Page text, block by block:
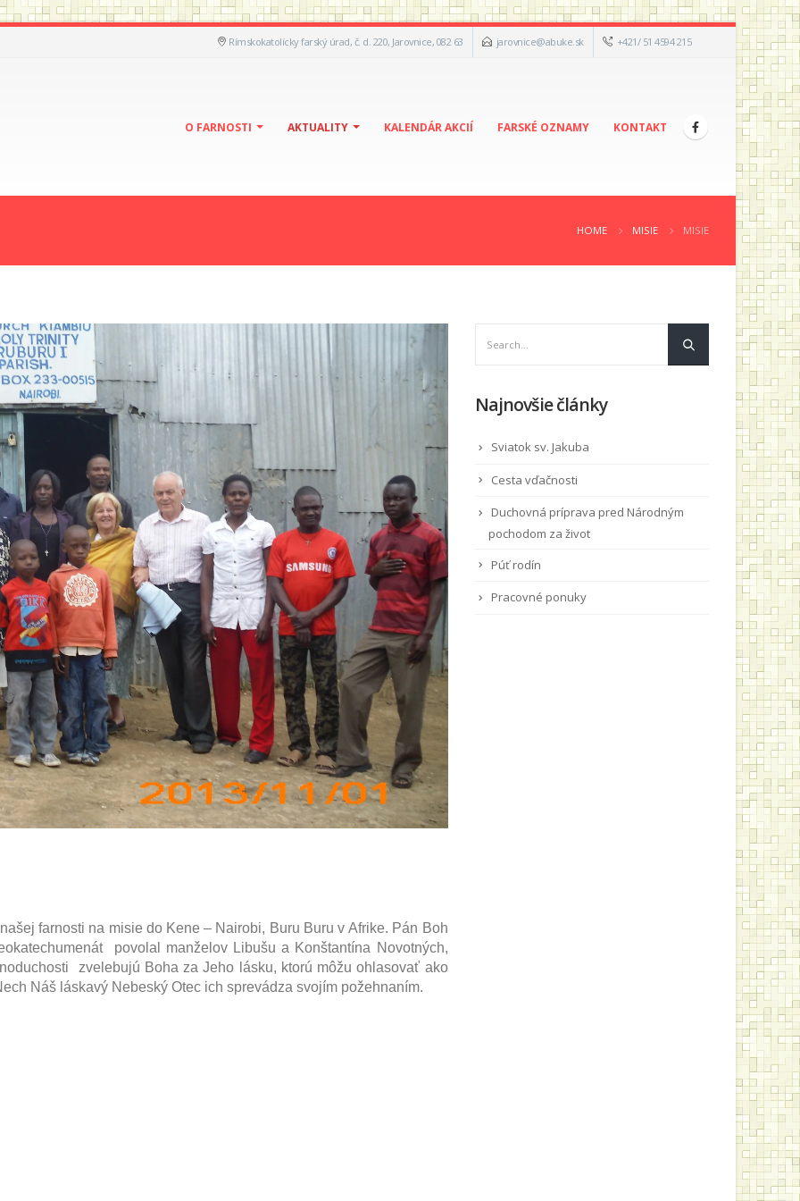
Rímskokatolícky farský úrad, č. d. 220, Jarovnice, 082 63 jarovnice@abuke.sk +421/ 51 4594 215
O FARNOSTI AKTUALITY KALENDÁR AKCIÍ FARSKÉ OZNAMY KONTAKT
HOME MISIE MISIE
farnosti na misie do Kene – Nairobi, Buru Buru v Afrike. Pán Boh
povolal manželov Libušu a Konštantína Novotných,
zvelebujú Boha za Jeho lásku, ktorú môžu ohlasovať ako
Náš láskavý Nebeský Otec ich sprevádza svojím požehnaním.
Najnovšie články
Sviatok sv. Jakuba
Cesta vďačnosti
Duchovná príprava pred Národným
pochodom za život
Púť rodín
Pracovné ponuky